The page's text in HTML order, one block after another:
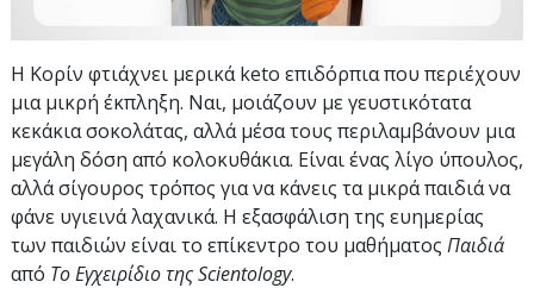
Η Κορίν φτιάχνει μερικά keto επιδόρπια που περιέχουν
μια μικρή έκπληξη. Ναι, μοιάζουν με γευστικότατα
κεκάκια σοκολάτας, αλλά μέσα τους περιλαμβάνουν μια
μεγάλη δόση από κολοκυθάκια. Είναι ένας λίγο ύπουλος,
αλλά σίγουρος τρόπος για να κάνεις τα μικρά παιδιά να
φάνε υγιεινά λαχανικά. Η εξασφάλιση της ευημερίας
των παιδιών είναι το επίκεντρο του μαθήματος Παιδιά
από Το Εγχειρίδιο της Scientology.